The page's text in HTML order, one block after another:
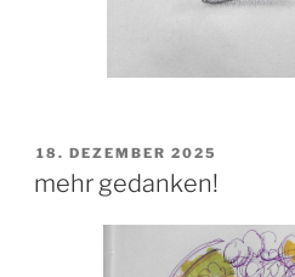
VERÖFFENTLICHT
18. DEZEMBER 2025
mehr gedanken!